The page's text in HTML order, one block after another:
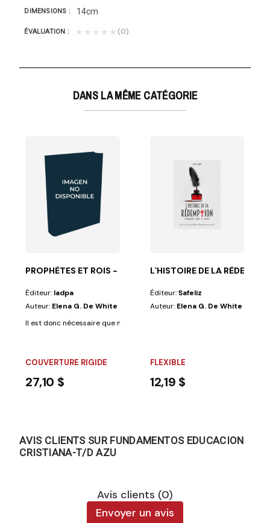
DIMENSIONS 14cm
ÉVALUATION ★★★★★ (0)
DANS LA MÊME CATÉGORIE
PROPHÈTES ET ROIS - RIGIDE
Éditeur: Iadpa
Auteur: Elena G. De White
Il est donc nécessaire que nous sachionscomment le Roi des rois a
COUVERTURE RIGIDE
27,10 $
L`HISTOIRE DE LA
Éditeur:Safeliz
Auteur: Elena G. De White
FLEXIBLE
12,19 $
AVIS CLIENTS SUR FUNDAMENTOS EDUCACION
CRISTIANA-T/D AZU
Avis clients (0)
Envoyer un avis